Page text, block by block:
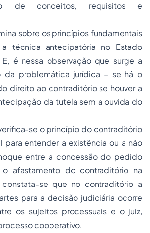
de conceitos, requisitos e
sobre os princípios fundamentais
técnica antecipatória no Estado
é nessa observação que surge a
da problemática jurídica – se há o
direito ao contraditório se houver a
da tutela sem a ouvida do
se o princípio do contraditório
para entender a existência ou a não
entre a concessão do pedido
afastamento do contraditório na
constata-se que no contraditório a
para a decisão judiciária ocorre
os sujeitos processuais e o juiz,
cooperativo.